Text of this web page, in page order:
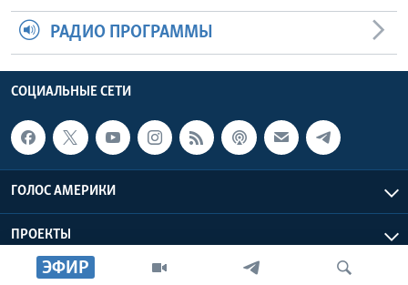
ЭФИР
РАДИО ПРОГРАММЫ
СОЦИАЛЬНЫЕ СЕТИ
ГОЛОС АМЕРИКИ
ПРОЕКТЫ